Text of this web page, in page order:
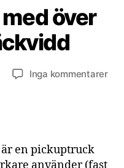
över
Inga kommentarertill
är en pickuptruck